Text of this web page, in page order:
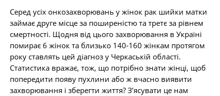
Серед усіх онкозахворювань у жінок рак шийки матки
займає друге місце за поширеністю та третє за рівнем
смертності. Щодня від цього захворювання в Україні
помирає 6 жінок та близько 140-160 жінкам протягом
року ставлять цей діагноз у Черкаській області.
Статистика вражає, тож, що потрібно знати жінці, щоб
попередити появу пухлини або ж вчасно виявити
захворювання і зберегти життя? З’ясувати це нам